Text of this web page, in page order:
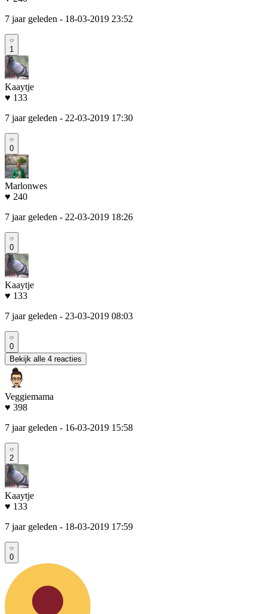
7 jaar geleden - 18-03-2019 23:52
1
Kaaytje
♥ 133
7 jaar geleden - 22-03-2019 17:30
0
Marlonwes
♥ 240
7 jaar geleden - 22-03-2019 18:26
0
Kaaytje
♥ 133
7 jaar geleden - 23-03-2019 08:03
0
Bekijk alle 4 reacties
Veggiemama
♥ 398
7 jaar geleden - 16-03-2019 15:58
2
Kaaytje
♥ 133
7 jaar geleden - 18-03-2019 17:59
0